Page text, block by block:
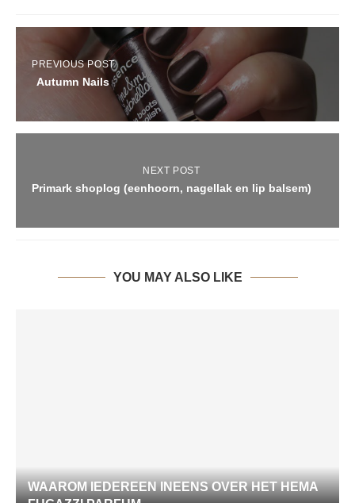
PREVIOUS POST
Autumn Nails
NEXT POST
Primark shoplog (eenhoorn, nagellak en lip balsem)
YOU MAY ALSO LIKE
WAAROM IEDEREEN INEENS OVER HET HEMA